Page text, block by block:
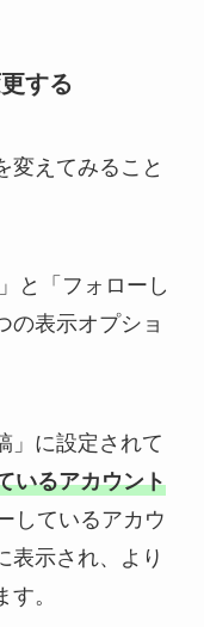
する
変えてみること
と「フォローし
の表示オプショ
」に設定されて
いるアカウント
しているアカウ
表示され、より
。